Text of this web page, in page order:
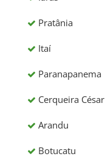
Pratânia
Itaí
Paranapanema
Cerqueira César
Arandu
Botucatu